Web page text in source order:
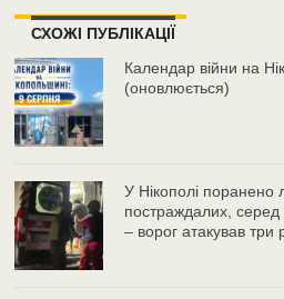
СХОЖІ ПУБЛІКАЦІЇ
Календар війни на
(оновлюється)
У Нікополі поранено
постраждалих, серед
– ворог атакував три